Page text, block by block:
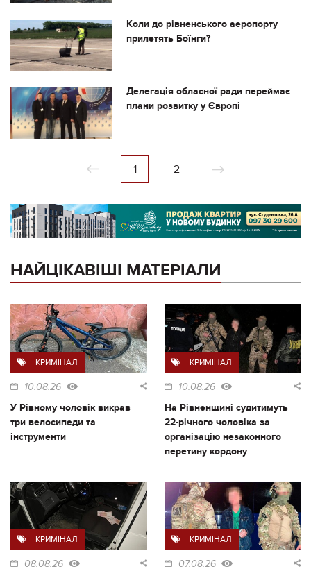
Коли до рівненського аеропорту
прилетять Боїнги?
Делегація обласної ради переймає
плани розвитку у Європі
1 2
НАЙЦІКАВІШІ МАТЕРІАЛИ
КРИМІНАЛ
10.08.26
У Рівному чоловік викрав
три велосипеди та
інструменти
КРИМІНАЛ
10.08.26
На Рівненщині судитимуть
22-річного чоловіка за
організацію незаконного
перетину кордону
КРИМІНАЛ
08.08.26
КРИМІНАЛ
07.08.26